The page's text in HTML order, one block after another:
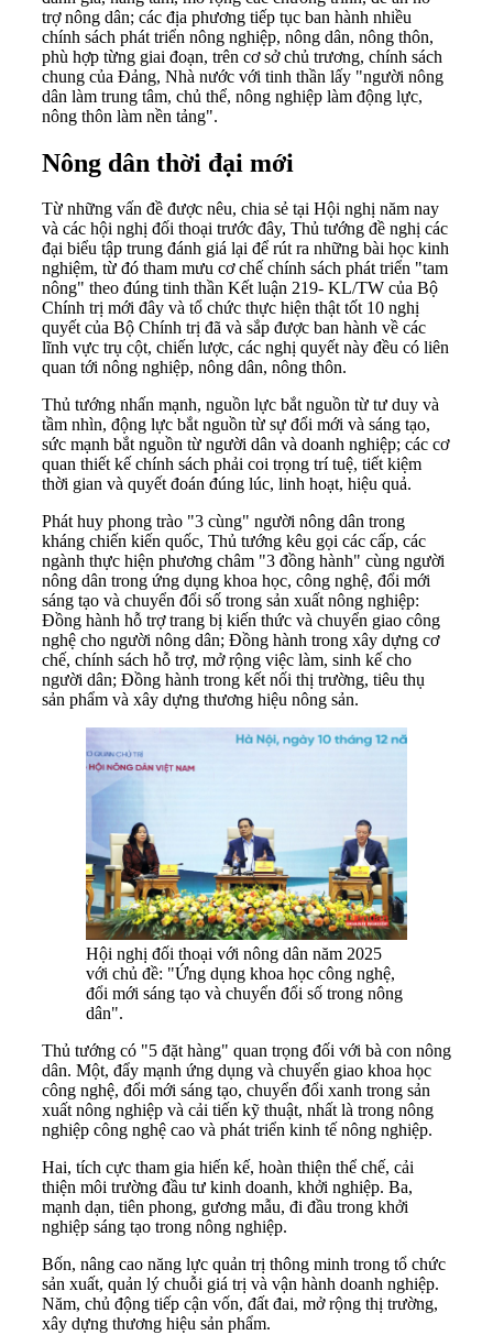
trợ nông dân; các địa phương tiếp tục ban hành nhiều
chính sách phát triển nông nghiệp, nông dân, nông thôn,
phù hợp từng giai đoạn, trên cơ sở chủ trương, chính sách
chung của Đảng, Nhà nước với tinh thần lấy "người nông
dân làm trung tâm, chủ thể, nông nghiệp làm động lực,
nông thôn làm nền tảng".
Nông dân thời đại mới
Từ những vấn đề được nêu, chia sẻ tại Hội nghị năm nay
và các hội nghị đối thoại trước đây, Thủ tướng đề nghị các
đại biểu tập trung đánh giá lại để rút ra những bài học kinh
nghiệm, từ đó tham mưu cơ chế chính sách phát triển "tam
nông" theo đúng tinh thần Kết luận 219- KL/TW của Bộ
Chính trị mới đây và tổ chức thực hiện thật tốt 10 nghị
quyết của Bộ Chính trị đã và sắp được ban hành về các
lĩnh vực trụ cột, chiến lược, các nghị quyết này đều có liên
quan tới nông nghiệp, nông dân, nông thôn.
Thủ tướng nhấn mạnh, nguồn lực bắt nguồn từ tư duy và
tầm nhìn, động lực bắt nguồn từ sự đổi mới và sáng tạo,
sức mạnh bắt nguồn từ người dân và doanh nghiệp; các cơ
quan thiết kế chính sách phải coi trọng trí tuệ, tiết kiệm
thời gian và quyết đoán đúng lúc, linh hoạt, hiệu quả.
Phát huy phong trào "3 cùng" người nông dân trong
kháng chiến kiến quốc, Thủ tướng kêu gọi các cấp, các
ngành thực hiện phương châm "3 đồng hành" cùng người
nông dân trong ứng dụng khoa học, công nghệ, đổi mới
sáng tạo và chuyển đổi số trong sản xuất nông nghiệp:
Đồng hành hỗ trợ trang bị kiến thức và chuyển giao công
nghệ cho người nông dân; Đồng hành trong xây dựng cơ
chế, chính sách hỗ trợ, mở rộng việc làm, sinh kế cho
người dân; Đồng hành trong kết nối thị trường, tiêu thụ
sản phẩm và xây dựng thương hiệu nông sản.
Hội nghị đối thoại với nông dân năm 2025
với chủ đề: "Ứng dụng khoa học công nghệ,
đổi mới sáng tạo và chuyển đổi số trong nông
dân".
Thủ tướng có "5 đặt hàng" quan trọng đối với bà con nông
dân. Một, đẩy mạnh ứng dụng và chuyển giao khoa học
công nghệ, đổi mới sáng tạo, chuyển đổi xanh trong sản
xuất nông nghiệp và cải tiến kỹ thuật, nhất là trong nông
nghiệp công nghệ cao và phát triển kinh tế nông nghiệp.
Hai, tích cực tham gia hiến kế, hoàn thiện thể chế, cải
thiện môi trường đầu tư kinh doanh, khởi nghiệp. Ba,
mạnh dạn, tiên phong, gương mẫu, đi đầu trong khởi
nghiệp sáng tạo trong nông nghiệp.
Bốn, nâng cao năng lực quản trị thông minh trong tổ chức
sản xuất, quản lý chuỗi giá trị và vận hành doanh nghiệp.
Năm, chủ động tiếp cận vốn, đất đai, mở rộng thị trường,
xây dựng thương hiệu sản phẩm.